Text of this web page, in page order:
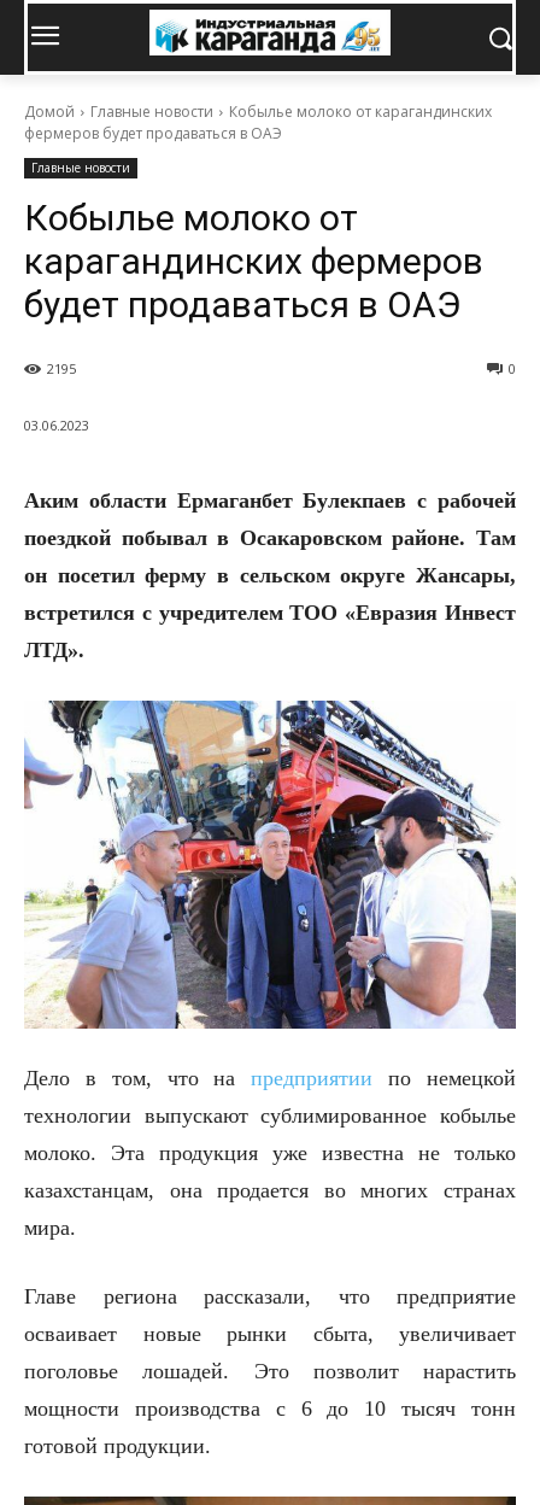
Домой Главные новости
Кобылье молоко от карагандинских
фермеров будет продаваться в ОАЭ
Главные новости
Кобылье молоко от
карагандинских фермеров
будет продаваться в ОАЭ
0
2195
03.06.2023
Аким области Ермаганбет Булекпаев с рабочей
поездкой побывал в Осакаровском районе. Там
он посетил ферму в сельском округе Жансары,
встретился с учредителем ТОО «Евразия Инвест
ЛТД».
Дело в том, что напредприятии по немецкой
технологии выпускают сублимированное кобылье
молоко. Эта продукция уже известна не только
казахстанцам, она продается во многих странах
мира.
Главе региона рассказали, что предприятие
осваивает новые рынки сбыта, увеличивает
поголовье лошадей. Это позволит нарастить
мощности производства с 6 до 10 тысяч тонн
готовой продукции.